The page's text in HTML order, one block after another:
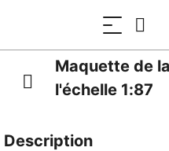
Maquette de
l'échelle 1:87
Description